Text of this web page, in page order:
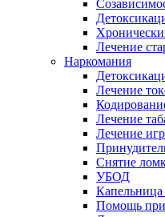
Лечение
Наркомания
Лечение
Лечение
Лечение
Снятие
УБОД
Капельница
Помощь при